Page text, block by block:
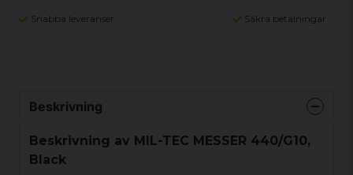
Snabba leveranser Säkra betalningar
Beskrivning
Beskrivning av MIL-TEC MESSER 440/G10,
Black